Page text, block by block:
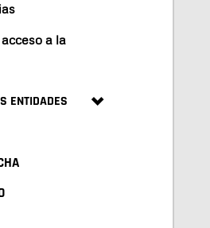
a la
ENTIDADES